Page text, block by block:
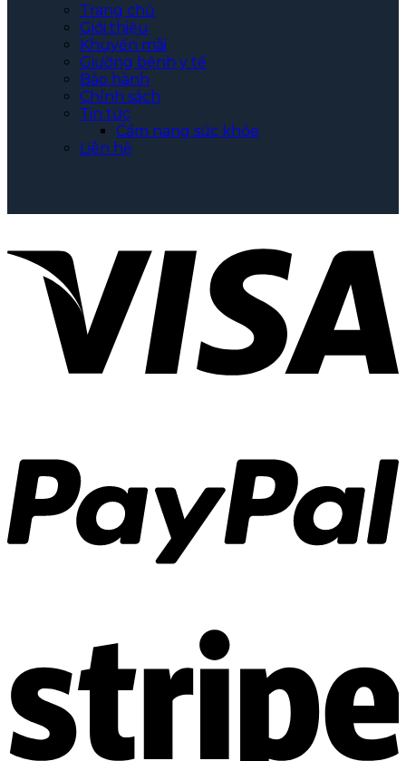
Trang chủ
Giới thiệu
Khuyến mãi
Giường bệnh y tế
Bảo hành
Chính sách
Tin tức
Cẩm nang sức khỏe
Liên hệ